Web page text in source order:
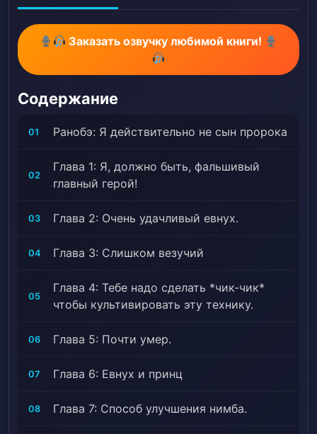
Заказать озвучку любимой книги!
Содержание
01 Ранобэ: Я действительно не сын пророка
02
Глава 1: Я, должно быть, фальшивый
главный герой!
03 Глава 2: Очень удачливый евнух.
04 Глава 3: Слишком везучий
05
Глава 4: Тебе надо сделать *чик-чик*
чтобы культивировать эту технику.
06 Глава 5: Почти умер.
07 Глава 6: Евнух и принц
08 Глава 7: Способ улучшения нимба.